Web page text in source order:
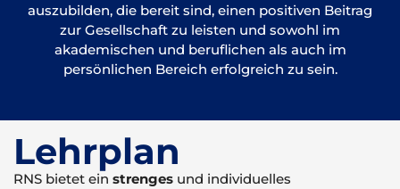
auszubilden, die bereit sind, einen positiven Beitrag
zur Gesellschaft zu leisten und sowohl im
akademischen und beruflichen als auch im
persönlichen Bereich erfolgreich zu sein.
Lehrplan
RNS bietet ein strenges und individuelles